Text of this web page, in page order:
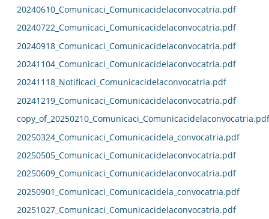
20240610_Comunicaci_Comunicacidelaconvocatria.pdf
20240722_Comunicaci_Comunicacidelaconvocatria.pdf
20240918_Comunicaci_Comunicacidelaconvocatria.pdf
20241104_Comunicaci_Comunicacidelaconvocatria.pdf
20241118_Notificaci_Comunicacidelaconvocatria.pdf
20241219_Comunicaci_Comunicacidelaconvocatria.pdf
copy_of_20250210_Comunicaci_Comunicacidelaconvocatria.pdf
20250324_Comunicaci_Comunicacidela_convocatria.pdf
20250505_Comunicaci_Comunicacidelaconvocatria.pdf
20250609_Comunicaci_Comunicacidelaconvocatria.pdf
20250901_Comunicaci_Comunicacidela_convocatria.pdf
20251027_Comunicaci_Comunicacidelaconvocatria.pdf